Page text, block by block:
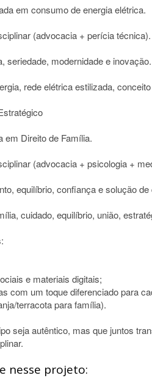
em consumo de energia elétrica.
(advocacia + perícia técnica).
seriedade, modernidade e inovação.
rede elétrica estilizada,
em Direito de Família.
(advocacia + psicologia +
equilíbrio, confiança e solução de
cuidado, equilíbrio, união,
e materiais digitais;
com um toque diferenciado para
terracota para família).
seja autêntico, mas que juntos
nesse projeto: